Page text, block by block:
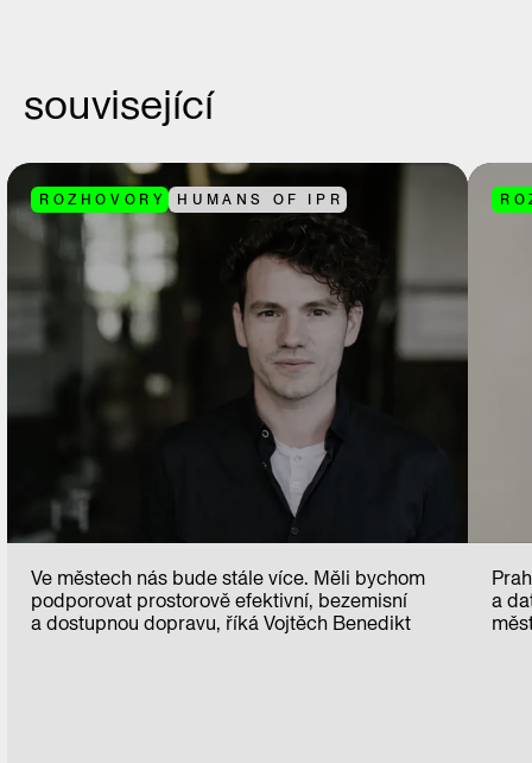
související
ROZHOVORY HUMANS OF IPR
Ve městech nás bude stále více. Měli bychom
podporovat prostorově efektivní, bezemisní
a dostupnou dopravu, říká Vojtěch Benedikt
a